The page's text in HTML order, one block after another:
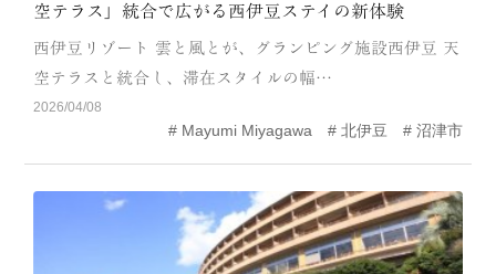
空テラス」統合で広がる西伊豆ステイの新体験
西伊豆リゾート 雲と風とが、グランピング施設西伊豆 天
空テラスと統合し、滞在スタイルの幅…
2026/04/08
Mayumi Miyagawa 北伊豆 沼津市